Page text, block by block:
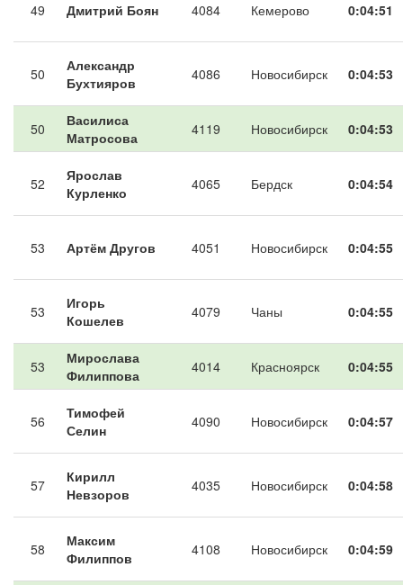
49 Дмитрий Боян 4084 Кемерово 0:04:51
50
Александр
Бухтияров
4086 Новосибирск 0:04:53
50
Василиса
Матросова
4119 Новосибирск 0:04:53
52
Ярослав
Курленко
4065 Бердск 0:04:54
53 Артём Другов 4051 Новосибирск 0:04:55
53
Игорь
Кошелев
4079 Чаны 0:04:55
53
Мирослава
Филиппова
4014 Красноярск 0:04:55
56
Тимофей
Селин
4090 Новосибирск 0:04:57
57
Кирилл
Невзоров
4035 Новосибирск 0:04:58
58
Максим
Филиппов
4108 Новосибирск 0:04:59